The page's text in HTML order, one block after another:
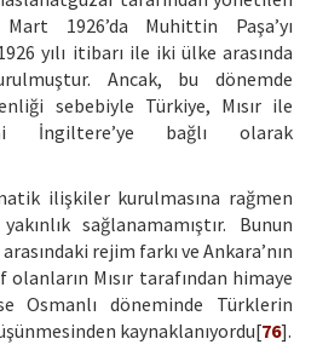
1926’da Muhittin Paşa’yı
yılı itibarı ile iki ülke arasında
Ancak, bu dönemde
sebebiyle Türkiye, Mısır ile
İngiltere’ye bağlı olarak
ilişkiler kurulmasına rağmen
sağlanamamıştır. Bunun
rejim farkı ve Ankara’nın
Mısır tarafından himaye
Osmanlı döneminde Türklerin
kaynaklanıyordu[76].